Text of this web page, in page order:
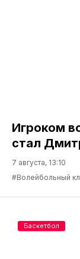
Игроком
стал
7 августа, 13:10
#Волейбольный
Баскетбол